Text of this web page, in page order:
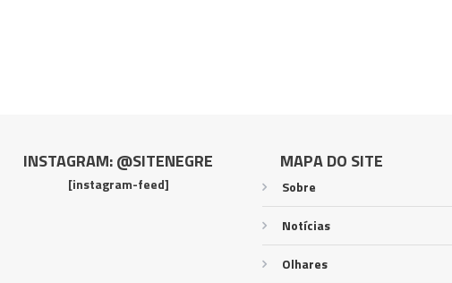
INSTAGRAM: @SITENEGRE
[instagram-feed]
MAPA DO SITE
Sobre
Notícias
Olhares